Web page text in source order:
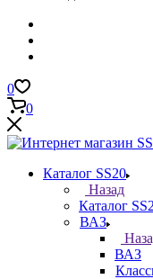
0
0
Каталог SS20
Назад
Каталог
ВАЗ
ВАЗ